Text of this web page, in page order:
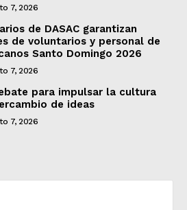
7, 2026
de DASAC garantizan
de voluntarios y personal de
Santo Domingo 2026
7, 2026
para impulsar la cultura
de ideas
7, 2026